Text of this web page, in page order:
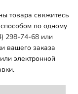
товара свяжитесь
по одному
298-74-68 или
вашего заказа
электронной